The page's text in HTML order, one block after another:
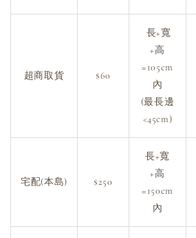
超商取貨 $60
長+寬
+高
=105cm
內
(最長邊
<45cm)
宅配(本島) $250
長+寬
+高
=150cm
內